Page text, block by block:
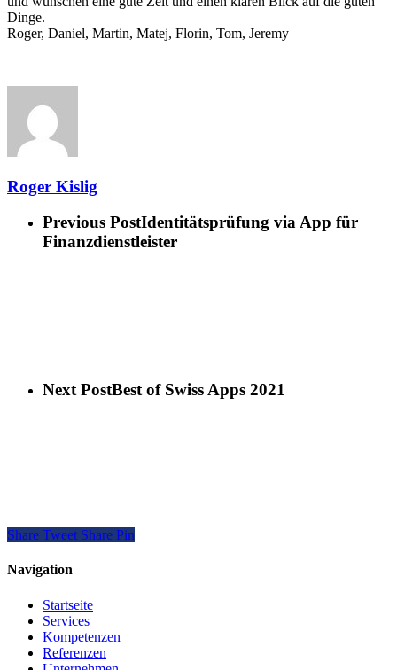
Dinge.
Roger, Daniel, Martin, Matej, Florin, Tom, Jeremy
Roger Kislig
Previous PostIdentitätsprüfung via App für
Finanzdienstleister
Next PostBest of Swiss Apps 2021
Share Tweet Share Pin
Navigation
Startseite
Services
Kompetenzen
Referenzen